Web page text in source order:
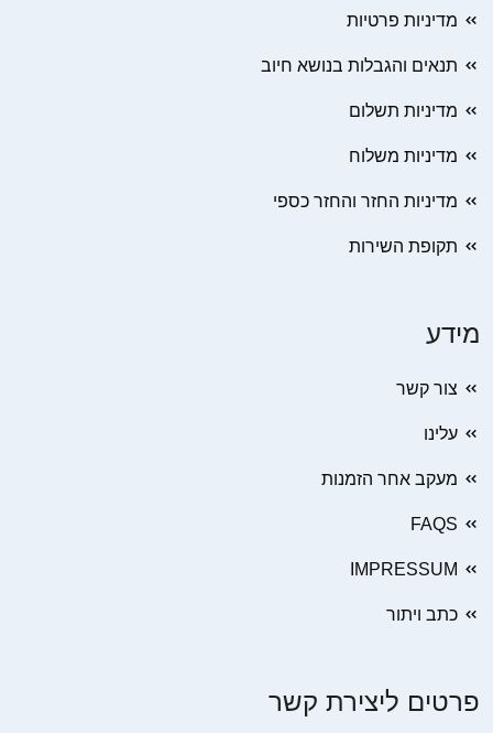
מדיניות פרטיות
תנאים והגבלות בנושא חיוב
מדיניות תשלום
מדיניות משלוח
מדיניות החזר והחזר כספי
תקופת השירות
מידע
צור קשר
עלינו
מעקב אחר הזמנות
FAQS
IMPRESSUM
כתב ויתור
פרטים ליצירת קשר